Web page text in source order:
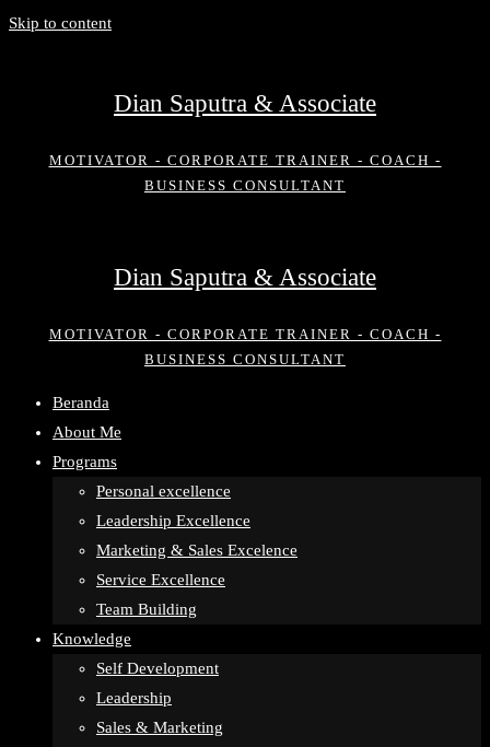
Skip to content
Dian Saputra & Associate
MOTIVATOR - CORPORATE TRAINER - COACH -
BUSINESS CONSULTANT
Dian Saputra & Associate
MOTIVATOR - CORPORATE TRAINER - COACH -
BUSINESS CONSULTANT
Beranda
About Me
Programs
Personal excellence
Leadership Excellence
Marketing & Sales Excelence
Service Excellence
Team Building
Knowledge
Self Development
Leadership
Sales & Marketing